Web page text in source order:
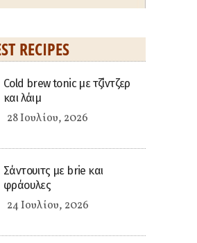
RECIPES
Cold brew tonic με τζίντζερ
και λάιμ
28 Ιουλίου, 2026
Σάντουιτς με brie και
φράουλες
24 Ιουλίου, 2026